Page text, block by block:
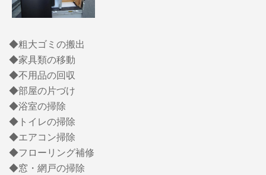
◆粗大ゴミの搬出
◆家具類の移動
◆不用品の回収
◆部屋の片づけ
◆浴室の掃除
◆トイレの掃除
◆エアコン掃除
◆フローリング補修
◆窓・網戸の掃除